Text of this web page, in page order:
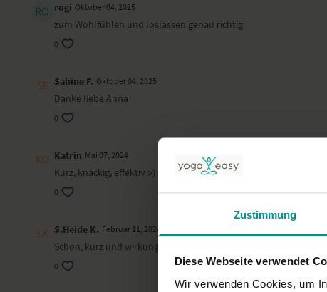
Zustimmung
Diese Webseite verwendet
Wir verwenden Cookies, um
rogi Oktober 04, 2025
zum Wohlfühlen und loslassen genau richtig
0
Sabine F. Oktober 04, 2025
Danke liebe Anna
0
Katrin Mai 07, 2024
Kurz, knackig, effektiv :-) Besonders, wenn sich man bei Nr. 2 gut
0
S.Heide K. Februar 11, 2024
Schön, kurz und wirkungsvoll.
0